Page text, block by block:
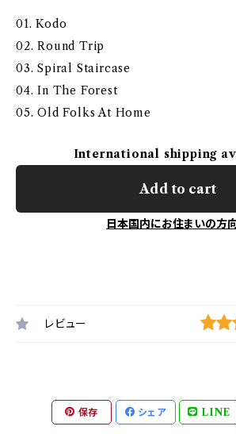
01. Kodo
02. Round Trip
03. Spiral Staircase
04. In The Forest
05. Old Folks At Home
International shipping
Add to cart
日本国内にお住まいの方
レビュー
保存 シェア LINE